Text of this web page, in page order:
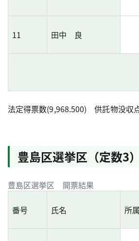
11 田中 良
法定得票数(9,968.500) 供託物没収
豊島区選挙区（定数3）
豊島区選挙区 開票結果
番号 氏名 所属